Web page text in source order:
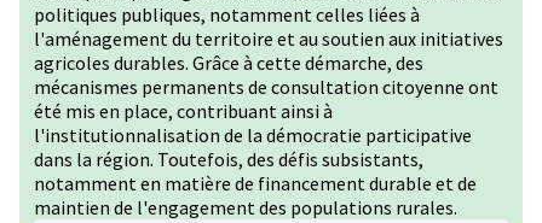
politiques publiques, notamment celles liées à
l'aménagement du territoire et au soutien aux initiatives
agricoles durables. Grâce à cette démarche, des
mécanismes permanents de consultation citoyenne ont
été mis en place, contribuant ainsi à
l'institutionnalisation de la démocratie participative
dans la région. Toutefois, des défis subsistants,
notamment en matière de financement durable et de
maintien de l'engagement des populations rurales.